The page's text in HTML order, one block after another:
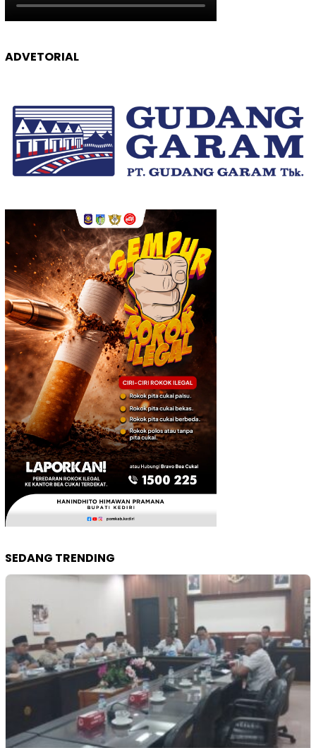
ADVETORIAL
SEDANG TRENDING